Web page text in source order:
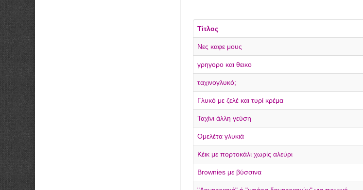
Τίτλος
Νες καφε μους
γρηγορο και θεικο
ταχινογλυκό;
Γλυκό με ζελέ και τυρί κρέμα
Ταχίνι άλλη γεύση
Ομελέτα γλυκιά
Κέικ με πορτοκάλι χωρίς αλεύρι
Brownies με βύσσινα